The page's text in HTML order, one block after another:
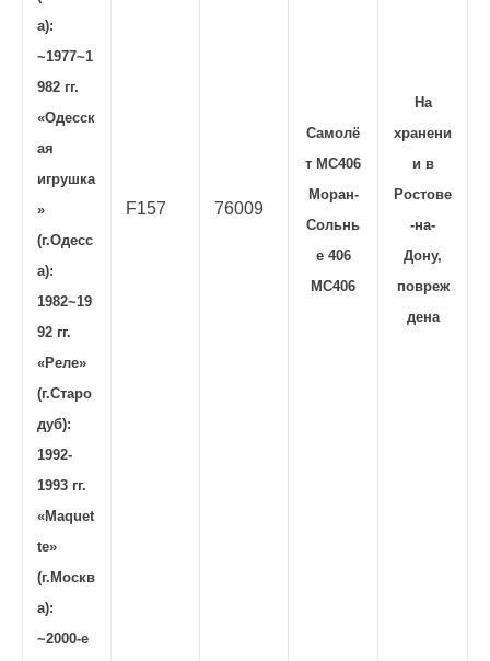
а):
~1977~1
982 гг.
«Одесск
ая
игрушка
»
(г.Одесс
а):
1982~19
92 гг.
«Реле»
(г.Старо
дуб):
1992-
1993 гг.
«Maquet
te»
(г.Москв
а):
~2000-е
F157 76009
Самолё
т МС406
Моран-
Сольнь
е 406
МС406
На
хранени
и в
Ростове
-на-
Дону,
повреж
дена